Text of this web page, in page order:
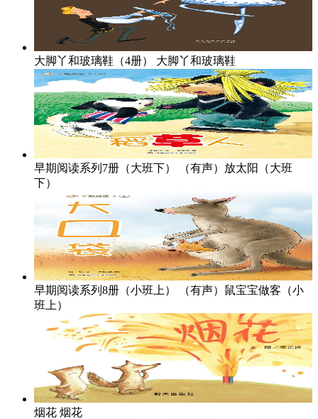
大脚丫和玻璃鞋（4册） 大脚丫和玻璃鞋
早期阅读系列7册（大班下）
（有声）放太阳（大班
下）
早期阅读系列8册（小班上）
（有声）鼠宝宝做客（小
班上）
烟花 烟花